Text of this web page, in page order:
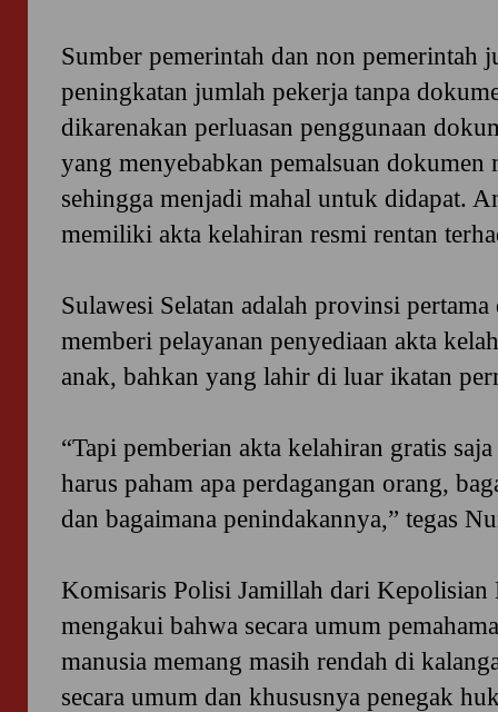
Sumber pemerintah dan non pemerintah
peningkatan jumlah pekerja tanpa
dikarenakan perluasan penggunaan
yang menyebabkan pemalsuan
sehingga menjadi mahal untuk didapat.
memiliki akta kelahiran resmi rentan
Sulawesi Selatan adalah provinsi
memberi pelayanan penyediaan akta
anak, bahkan yang lahir di luar ikatan
“Tapi pemberian akta kelahiran gratis
harus paham apa perdagangan orang,
dan bagaimana penindakannya,” tegas
Komisaris Polisi Jamillah dari Kepolisian
mengakui bahwa secara umum
manusia memang masih rendah di
secara umum dan khususnya penegak